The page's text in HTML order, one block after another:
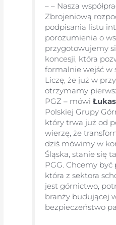
– – Nasza
Zbrojeniową
podpisania listu
porozumienia o
przygotowujemy
koncesji, która
formalnie wejść w
Liczę, że już w
otrzymamy
PGZ – mówi
Polskiej Grupy
który trwa już od
wierzę, że
dziś mówimy w
Śląska, stanie się
PGG. Chcemy być
która z sektora
jest górnictwo,
branży budującej
bezpieczeństwo